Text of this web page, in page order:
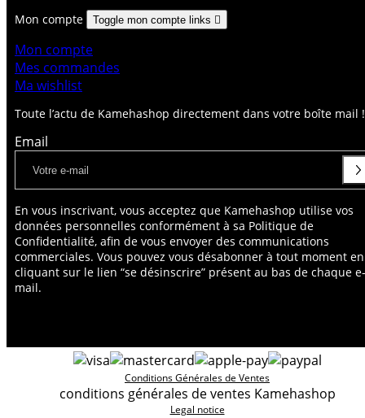
Toute l’actu de Kamehashop directement dans votre boîte mail !
Email
En vous inscrivant, vous acceptez que Kamehashop utilise vos
données personnelles conformément à sa Politique de
Confidentialité, afin de vous envoyer des communications
commerciales. Vous pouvez vous désabonner à tout moment en
cliquant sur le lien “se désinscrire” présent au bas de chaque e-
mail.
Mon compte Toggle mon compte links 
Mon compte
Mes commandes
Ma wishlist
Conditions Générales de Ventes
conditions générales de ventes Kamehashop
Legal notice